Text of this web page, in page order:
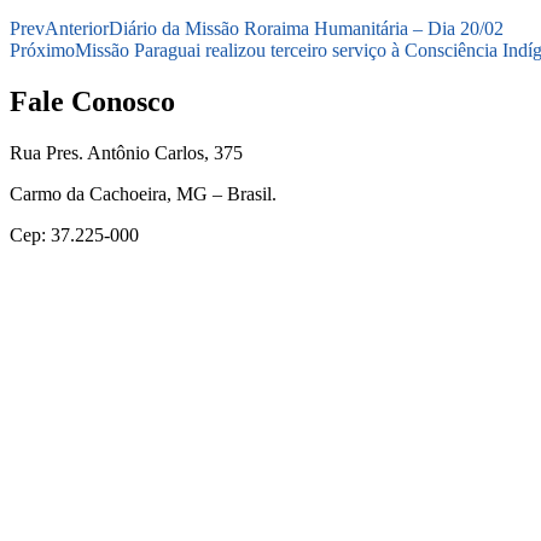
PrevAnteriorDiário da Missão Roraima Humanitária – Dia 20/02
PróximoMissão Paraguai realizou terceiro serviço à Consciência
Fale Conosco
Rua Pres. Antônio Carlos, 375
Carmo da Cachoeira, MG – Brasil.
Cep: 37.225-000